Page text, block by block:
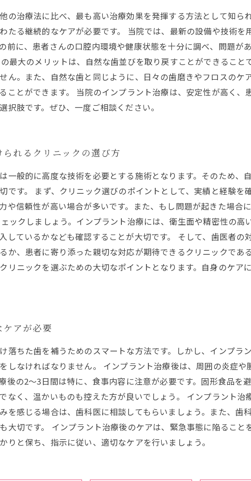
の治療法に比べ、最も高い治療効果を発揮する方法として知ら
たる継続的なケアが必要です。 当院では、最新の設備や技術
前に、患者さんの口腔内環境や健康状態を十分に調べ、問題が
最大のメリットは、自然な歯並びを取り戻すことができること
ん。また、自然な歯と同じように、日々の歯磨きやフロスのケ
ことができます。 当院のインプラント治療は、安定性が高く、
肢です。ぜひ、一度ご相談ください。
れるクリニックの選び方
一般的に高度な技術を必要とする施術となります。そのため、
です。 まず、クリニック選びのポイントとして、実績と経験を
や信頼性が高い場合が多いです。また、もし問題が起きた場合
ックしましょう。インプラント治療には、衛生面や精密性の高
しているかなども確認することが大切です。 そして、歯医者の
か、患者に寄り添った親切な対応が期待できるクリニックであ
リニックを選ぶための大切なポイントとなります。自身のケア
アが必要
落ちた歯を補うためのスマートな方法です。しかし、インプラ
しなければなりません。 インプラント治療後は、周囲の炎症や
後の2〜3日間は特に、食事内容に注意が必要です。固形食品を
なく、温かいものも控えた方が良いでしょう。 インプラント
を感じる場合は、歯科医に相談してもらいましょう。また、歯
大切です。 インプラント治療後のケアは、緊急事態に陥るこ
りと保ち、指示に従い、適切なケアを行いましょう。